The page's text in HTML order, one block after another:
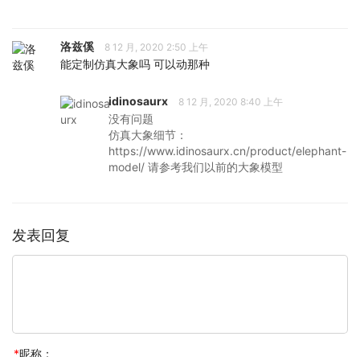
洛兹傒 8 12 月, 2020 2:50 上午
能定制仿真大象吗 可以动那种
idinosaurx 8 12 月, 2020 8:40 上午
没有问题
仿真大象细节：
https://www.idinosaurx.cn/product/elephant-
model/ 请参考我们以前的大象模型
发表回复
*昵称：